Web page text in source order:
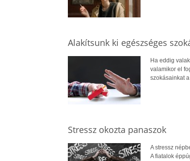
Alakítsunk ki egészséges
Ha eddig
valamikor el
szokásainkat
Stressz okozta panaszok
A stressz
A fiatalok